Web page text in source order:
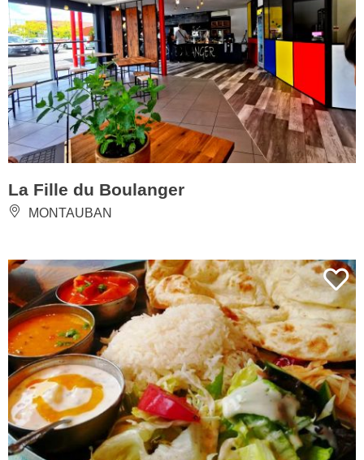
La Fille du Boulanger
MONTAUBAN